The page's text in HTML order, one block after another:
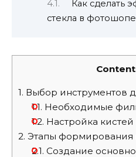
Как сделать
стекла в фотошопе
1. Выбор инструментов
1.1. Необходимые
1.2. Настройка
2. Этапы формирования
2.1. Создание